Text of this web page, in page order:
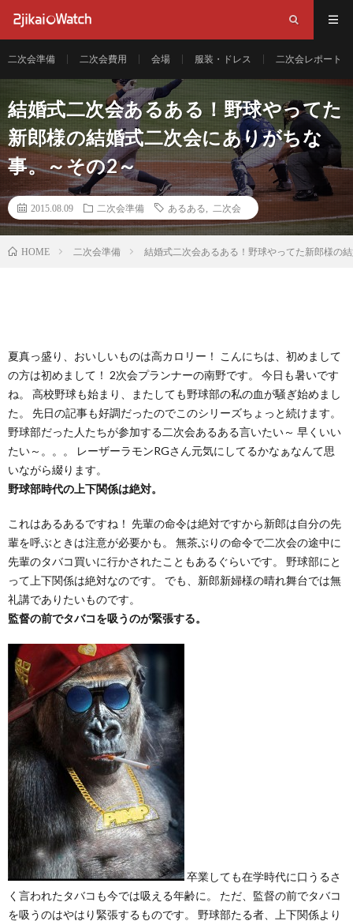
二次会準備 二次会費用 会場 服装・ドレス 二次会レポート
結婚式二次会あるある！野球やってた
新郎様の結婚式二次会にありがちな
事。～その2～
2015.08.09 二次会準備 あるある 二次会
HOME 二次会準備 結婚式二次会あるある！野球やってた新郎様の
夏真っ盛り、おいしいものは高カロリー！ こんにちは、初めまして
の方は初めまして！ 2次会プランナーの南野です。 今日も暑いです
ね。 高校野球も始まり、またしても野球部の私の血が騒ぎ始めまし
た。 先日の記事も好調だったのでこのシリーズちょっと続けます。
野球部だった人たちが参加する二次会あるある言いたい～ 早くいい
たい～。。。 レーザーラモンRGさん元気にしてるかなぁなんて思
いながら綴ります。
野球部時代の上下関係は絶対。
これはあるあるですね！ 先輩の命令は絶対ですから新郎は自分の先
輩を呼ぶときは注意が必要かも。 無茶ぶりの命令で二次会の途中に
先輩のタバコ買いに行かされたこともあるぐらいです。 野球部にと
って上下関係は絶対なのです。 でも、新郎新婦様の晴れ舞台では無
礼講でありたいものです。
監督の前でタバコを吸うのが緊張する。
卒業しても在学時代に口うるさ
く言われたタバコも今では吸える年齢に。 ただ、監督の前でタバコ
を吸うのはやはり緊張するものです。 野球部たる者、上下関係より